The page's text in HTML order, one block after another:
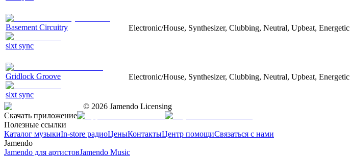
Basement Circuitry
slxt sync
Electronic/House, Synthesizer, Clubbing, Neutral, Upbeat, Energetic
Gridlock Groove
slxt sync
Electronic/House, Synthesizer, Clubbing, Neutral, Upbeat, Energetic
© 2026 Jamendo Licensing
Скачать приложение
Полезные ссылки
Каталог музыкиIn-store радиоЦеныКонтактыЦентр помощиСвязаться с нами
Jamendo
Jamendo для артистовJamendo Music